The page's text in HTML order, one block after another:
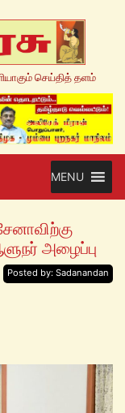
செய்தித் தளம்
MENU
அழைப்பு
Posted by: Sadanandan